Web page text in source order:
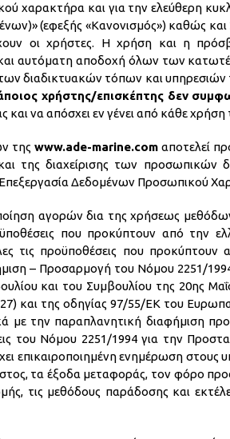
χαρακτήρα και για την ελεύθερη
(εφεξής «Κανονισμός») καθώς
οι χρήστες. Η χρήση και η
αυτόματη αποδοχή όλων των
διαδικτυακών τόπων και
χρήστης/επισκέπτης δεν
και να απόσχει εν γένει από κάθε
τηςwww.ade-marine.com αποτελεί
της διαχείρισης των
Δεδομένων Προσωπικού
αγορών δια της χρήσεως
που προκύπτουν από την
τις προϋποθέσεις που
– Προσαρμογή του Νόμου 2251/
και του Συμβουλίου της 20ης
και της οδηγίας 97/55/ΕΚ του
την παραπλανητική διαφήμιση
του Νόμου 2251/1994 για την
επικαιροποιημένη ενημέρωση
τα έξοδα μεταφοράς, τον φόρο
τις μεθόδους παράδοσης και